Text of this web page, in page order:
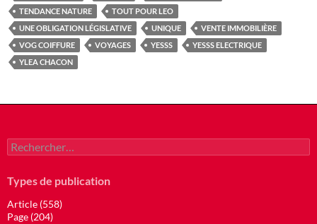
TENDANCE NATURE
TOUT POUR LEO
UNE OBLIGATION LÉGISLATIVE
UNIQUE
VENTE IMMOBILIÈRE
VOG COIFFURE
VOYAGES YESSS
YESSS ELECTRIQUE
YLEA CHACON
Rechercher :
Types de publication
Article (558)
Page (204)